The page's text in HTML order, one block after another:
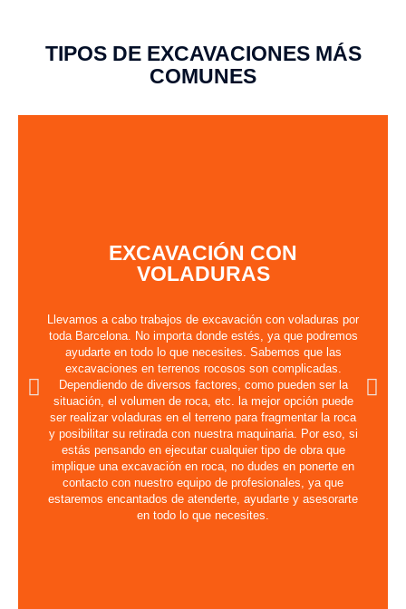
TIPOS DE EXCAVACIONES MÁS
COMUNES
EXCAVACIÓN CON
VOLADURAS
Llevamos a cabo trabajos de excavación con voladuras por
toda Barcelona. No importa donde estés, ya que podremos
ayudarte en todo lo que necesites. Sabemos que las
excavaciones en terrenos rocosos son complicadas.
Dependiendo de diversos factores, como pueden ser la
situación, el volumen de roca, etc. la mejor opción puede
ser realizar voladuras en el terreno para fragmentar la roca
y posibilitar su retirada con nuestra maquinaria. Por eso, si
estás pensando en ejecutar cualquier tipo de obra que
implique una excavación en roca, no dudes en ponerte en
contacto con nuestro equipo de profesionales, ya que
estaremos encantados de atenderte, ayudarte y asesorarte
en todo lo que necesites.